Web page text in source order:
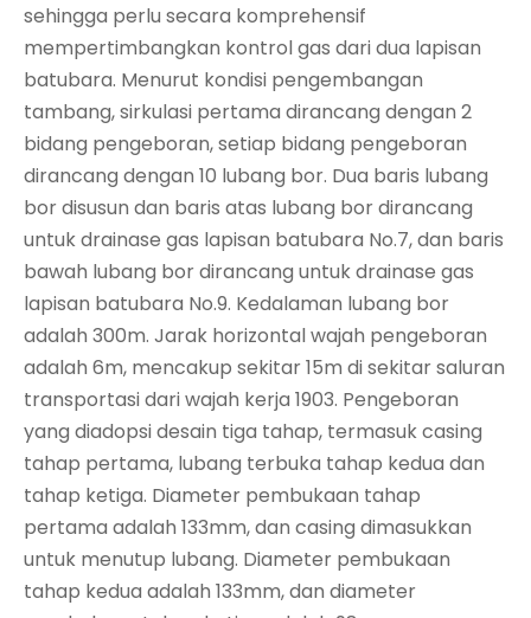
sehingga perlu secara komprehensif
mempertimbangkan kontrol gas dari dua lapisan
batubara. Menurut kondisi pengembangan
tambang, sirkulasi pertama dirancang dengan 2
bidang pengeboran, setiap bidang pengeboran
dirancang dengan 10 lubang bor. Dua baris lubang
bor disusun dan baris atas lubang bor dirancang
untuk drainase gas lapisan batubara No.7, dan baris
bawah lubang bor dirancang untuk drainase gas
lapisan batubara No.9. Kedalaman lubang bor
adalah 300m. Jarak horizontal wajah pengeboran
adalah 6m, mencakup sekitar 15m di sekitar saluran
transportasi dari wajah kerja 1903. Pengeboran
yang diadopsi desain tiga tahap, termasuk casing
tahap pertama, lubang terbuka tahap kedua dan
tahap ketiga. Diameter pembukaan tahap
pertama adalah 133mm, dan casing dimasukkan
untuk menutup lubang. Diameter pembukaan
tahap kedua adalah 133mm, dan diameter